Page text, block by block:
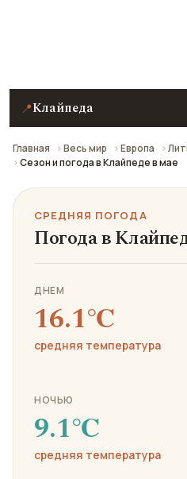
📍Клайпеда
Главная Весь мир Европа
Сезон и погода в Клайпеде в мае
СРЕДНЯЯ ПОГОДА
Погода в
ДНЕМ
16.1℃
средняя температура
НОЧЬЮ
9.1℃
средняя температура